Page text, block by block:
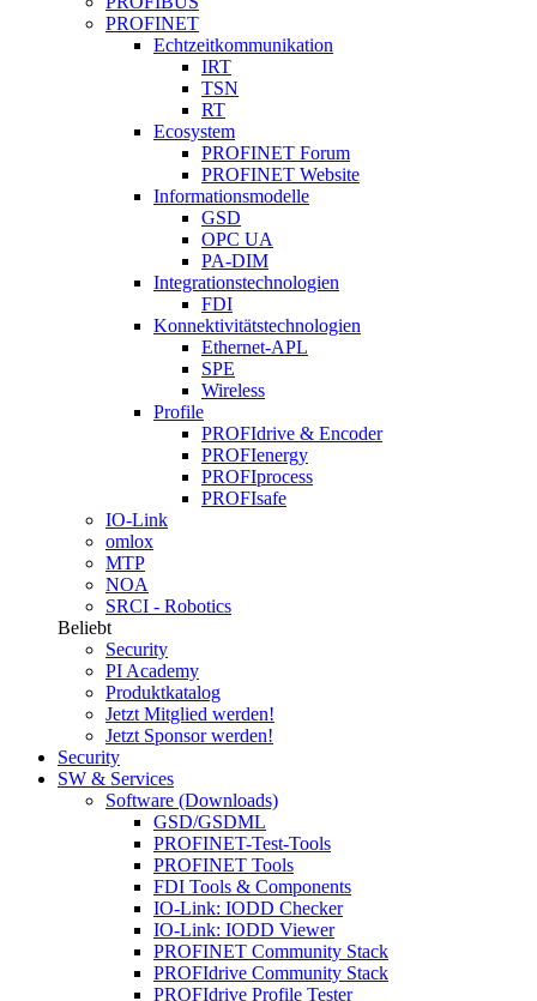
PROFINET
Echtzeitkommunikation
IRT
TSN
RT
Ecosystem
PROFINET Forum
PROFINET Website
Informationsmodelle
GSD
OPC UA
PA-DIM
Integrationstechnologien
FDI
Konnektivitätstechnologien
Ethernet-APL
SPE
Wireless
Profile
PROFIdrive & Encoder
PROFIenergy
PROFIprocess
PROFIsafe
IO-Link
omlox
MTP
NOA
SRCI - Robotics
Beliebt
Security
PI Academy
Produktkatalog
Jetzt Mitglied werden!
Jetzt Sponsor werden!
Security
SW & Services
Software (Downloads)
GSD/GSDML
PROFINET-Test-Tools
PROFINET Tools
FDI Tools & Components
IO-Link: IODD Checker
IO-Link: IODD Viewer
PROFINET Community Stack
PROFIdrive Community Stack
PROFIdrive Profile Tester